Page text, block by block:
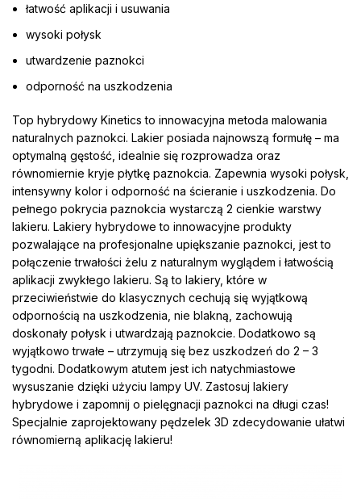
łatwość aplikacji i usuwania
wysoki połysk
utwardzenie paznokci
odporność na uszkodzenia
Top hybrydowy Kinetics to innowacyjna metoda malowania
naturalnych paznokci. Lakier posiada najnowszą formułę – ma
optymalną gęstość, idealnie się rozprowadza oraz
równomiernie kryje płytkę paznokcia. Zapewnia wysoki połysk,
intensywny kolor i odporność na ścieranie i uszkodzenia. Do
pełnego pokrycia paznokcia wystarczą 2 cienkie warstwy
lakieru. Lakiery hybrydowe to innowacyjne produkty
pozwalające na profesjonalne upiększanie paznokci, jest to
połączenie trwałości żelu z naturalnym wyglądem i łatwością
aplikacji zwykłego lakieru. Są to lakiery, które w
przeciwieństwie do klasycznych cechują się wyjątkową
odpornością na uszkodzenia, nie blakną, zachowują
doskonały połysk i utwardzają paznokcie. Dodatkowo są
wyjątkowo trwałe – utrzymują się bez uszkodzeń do 2 – 3
tygodni. Dodatkowym atutem jest ich natychmiastowe
wysuszanie dzięki użyciu lampy UV. Zastosuj lakiery
hybrydowe i zapomnij o pielęgnacji paznokci na długi czas!
Specjalnie zaprojektowany pędzelek 3D zdecydowanie ułatwi
równomierną aplikację lakieru!